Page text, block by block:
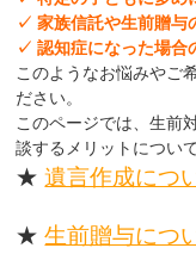
✓ 家族信託や生前贈与
✓ 認知症になった場合
このようなお悩みやご
ださい。
このページでは、生前
談するメリットについ
★遺言作成につ
★生前贈与につ